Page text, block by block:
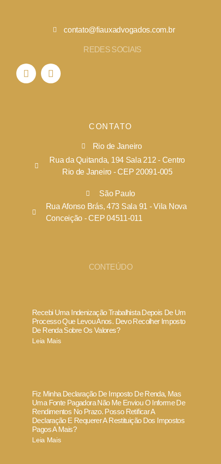
contato@fiauxadvogados.com.br
REDES SOCIAIS
CONTATO
Rio de Janeiro
Rua da Quitanda, 194 Sala 212 - Centro
Rio de Janeiro - CEP 20091-005
São Paulo
Rua Afonso Brás, 473 Sala 91 - Vila Nova
Conceição - CEP 04511-011
CONTEÚDO
Recebi Uma Indenização Trabalhista Depois De Um
Processo Que Levou Anos. Devo Recolher Imposto
De Renda Sobre Os Valores?
Leia Mais
Fiz Minha Declaração De Imposto De Renda, Mas
Uma Fonte Pagadora Não Me Enviou O Informe De
Rendimentos No Prazo. Posso Retificar A
Declaração E Requerer A Restituição Dos Impostos
Pagos A Mais?
Leia Mais